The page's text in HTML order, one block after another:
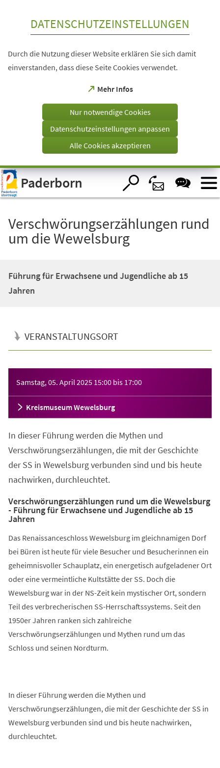
Visuelle
Assistenzsoftware
öffnen.
DATENSCHUTZEINSTELLUNGEN
Durch die Nutzung dieser Website erklären Sie sich damit
einverstanden, dass diese Seite Cookies verwendet.
Mehr Infos
(Öffnet
einem
Tab)
Nur notwendige Cookies
Datenschutzeinstellungen anpassen
Alle Cookies akzeptieren
Paderborn
Verschwörungserzählungen rund
um die Wewelsburg
Führung für Erwachsene und Jugendliche ab 15
Jahren
VERANSTALTUNGSORT
Samstag, 05. April 2025 15:00 bis 17:00
Kreismuseum Wewelsburg
In dieser Führung werden die Mythen und
Verschwörungserzählungen, die mit der Geschichte
der SS in Wewelsburg verbunden sind und bis heute
nachwirken, durchleuchtet.
Verschwörungserzählungen rund um die Wewelsburg
- Führung für Erwachsene und Jugendliche ab 15
Jahren
Das Renaissanceschloss Wewelsburg im gleichnamigen Dorf
bei Büren ist heute für viele Besucher und Besucherinnen ein
geheimnisvoller Schauplatz, ein energetisch aufgeladener Ort
oder eine vermeintliche Kultstätte der SS. Doch die
Wewelsburg war in der NS-Zeit kein mystischer Ort, sondern
Teil des verbrecherischen SS-Herrschaftssystems. Seit den
1950er Jahren ranken sich zahlreiche
Verschwörungserzählungen und Mythen rund um das
Schloss und seinen Nordturm.
In dieser Führung werden die Mythen und
Verschwörungserzählungen, die mit der Geschichte der SS in
Wewelsburg verbunden sind und bis heute nachwirken,
durchleuchtet.